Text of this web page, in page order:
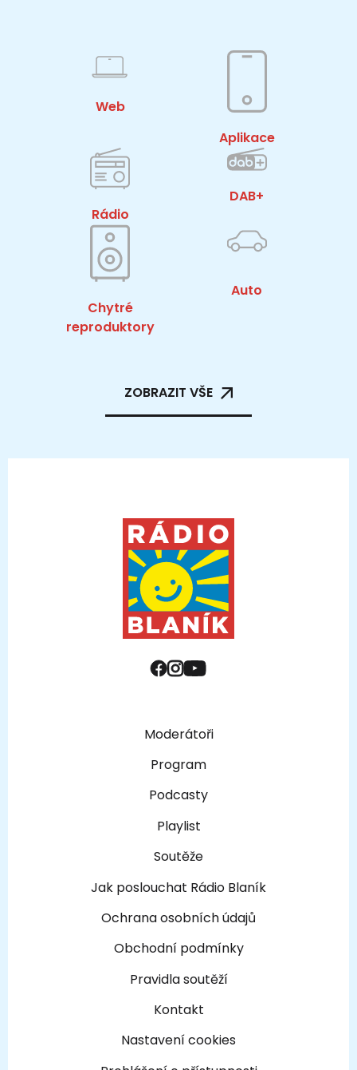
Web
Aplikace
Rádio
DAB+
Chytré
reproduktory
Auto
ZOBRAZIT VŠE
Moderátoři
Program
Podcasty
Playlist
Soutěže
Jak poslouchat Rádio Blaník
Ochrana osobních údajů
Obchodní podmínky
Pravidla soutěží
Kontakt
Nastavení cookies